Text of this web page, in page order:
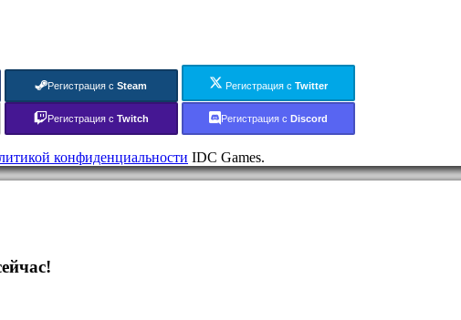
Регистрация с Steam Регистрация с Twitter
Регистрация с Twitch Регистрация с Discord
конфиденциальности IDC Games.